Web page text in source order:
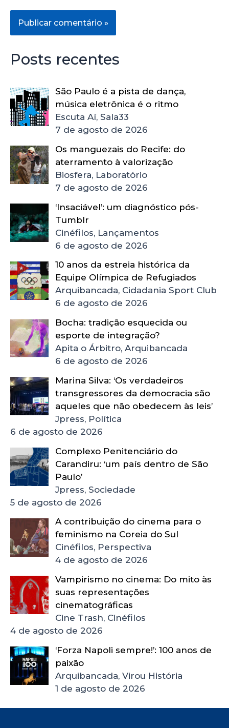
Posts recentes
São Paulo é a pista de dança,
música eletrônica é o ritmo
Escuta Aí, Sala33
7 de agosto de 2026
Os manguezais do Recife: do
aterramento à valorização
Biosfera, Laboratório
7 de agosto de 2026
‘Insaciável’: um diagnóstico pós-
Tumblr
Cinéfilos, Lançamentos
6 de agosto de 2026
10 anos da estreia histórica da
Equipe Olímpica de Refugiados
Arquibancada, Cidadania Sport Club
6 de agosto de 2026
Bocha: tradição esquecida ou
esporte de integração?
Apita o Árbitro, Arquibancada
6 de agosto de 2026
Marina Silva: ‘Os verdadeiros
transgressores da democracia são
aqueles que não obedecem às leis’
Jpress, Política
6 de agosto de 2026
Complexo Penitenciário do
Carandiru: ‘um país dentro de São
Paulo’
Jpress, Sociedade
5 de agosto de 2026
A contribuição do cinema para o
feminismo na Coreia do Sul
Cinéfilos, Perspectiva
4 de agosto de 2026
Vampirismo no cinema: Do mito às
suas representações
cinematográficas
Cine Trash, Cinéfilos
4 de agosto de 2026
‘Forza Napoli sempre!’: 100 anos de
paixão
Arquibancada, Virou História
1 de agosto de 2026